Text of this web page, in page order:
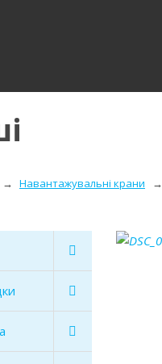
Навантажувальні крани